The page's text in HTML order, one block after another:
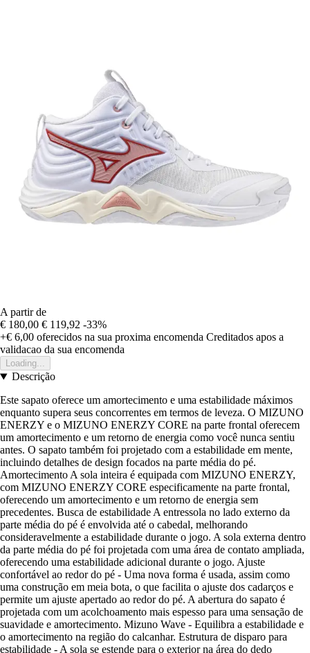
A partir de
€ 180,00 € 119,92 -33%
+€ 6,00 oferecidos na sua proxima encomenda Creditados apos a
validacao da sua encomenda
Loading...
Descrição
Este sapato oferece um amortecimento e uma estabilidade máximos
enquanto supera seus concorrentes em termos de leveza. O MIZUNO
ENERZY e o MIZUNO ENERZY CORE na parte frontal oferecem
um amortecimento e um retorno de energia como você nunca sentiu
antes. O sapato também foi projetado com a estabilidade em mente,
incluindo detalhes de design focados na parte média do pé.
Amortecimento A sola inteira é equipada com MIZUNO ENERZY,
com MIZUNO ENERZY CORE especificamente na parte frontal,
oferecendo um amortecimento e um retorno de energia sem
precedentes. Busca de estabilidade A entressola no lado externo da
parte média do pé é envolvida até o cabedal, melhorando
consideravelmente a estabilidade durante o jogo. A sola externa dentro
da parte média do pé foi projetada com uma área de contato ampliada,
oferecendo uma estabilidade adicional durante o jogo. Ajuste
confortável ao redor do pé - Uma nova forma é usada, assim como
uma construção em meia bota, o que facilita o ajuste dos cadarços e
permite um ajuste apertado ao redor do pé. A abertura do sapato é
projetada com um acolchoamento mais espesso para uma sensação de
suavidade e amortecimento. Mizuno Wave - Equilibra a estabilidade e
o amortecimento na região do calcanhar. Estrutura de disparo para
estabilidade - A sola se estende para o exterior na área do dedo